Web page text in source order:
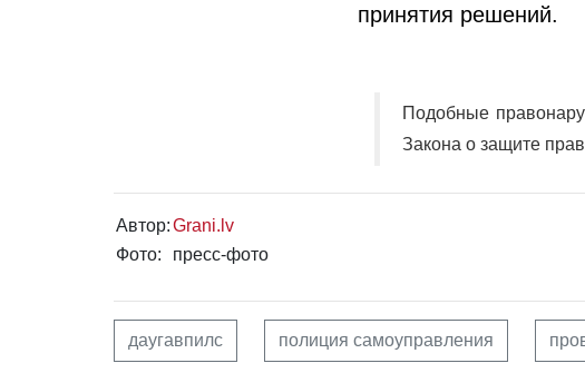
принятия решений.
Подобные
Закона о защите
Автор:Grani.lv
Фото:
пресс-фото
даугавпилс полиция самоуправления